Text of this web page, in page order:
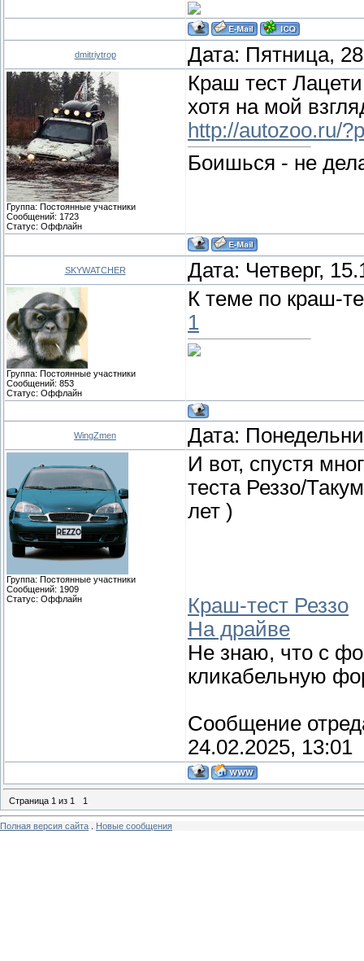
dmitriytrop Дата: Пятница,
Группа: Постоянные участники
Сообщений: 1723
Статус: Оффлайн
Краш тест Лацети
хотя на мой
http://autozoo.ru/
Боишься - не
SKYWATCHER Дата: Четверг,
Группа: Постоянные участники
Сообщений: 853
Статус: Оффлайн
К теме по краш-
1
WingZmen Дата:
Группа: Постоянные участники
Сообщений: 1909
Статус: Оффлайн
И вот, спустя
теста Реззо/
лет )
Краш-тест Реззо
На драйве
Не знаю, что с
кликабельную
Сообщение
24.02.2025, 13:01
Страница 1 из 1 1
Полная версия сайта Новые сообщения